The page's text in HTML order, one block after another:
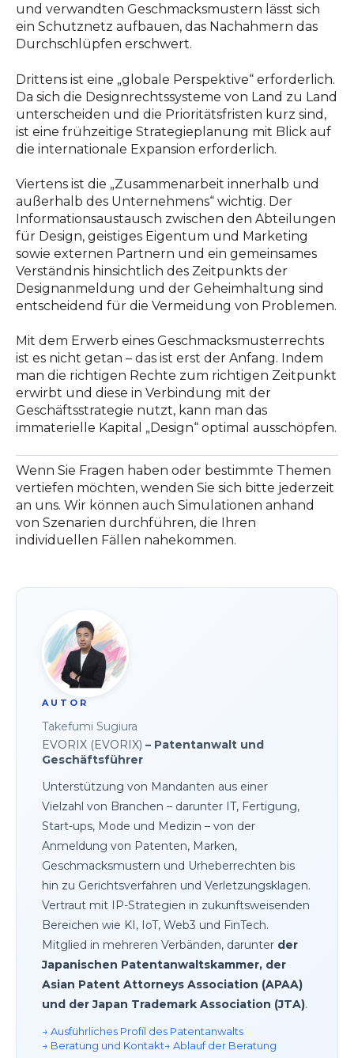
und verwandten Geschmacksmustern lässt sich
ein Schutznetz aufbauen, das Nachahmern das
Durchschlüpfen erschwert.
Drittens ist eine „globale Perspektive“ erforderlich.
Da sich die Designrechtssysteme von Land zu Land
unterscheiden und die Prioritätsfristen kurz sind,
ist eine frühzeitige Strategieplanung mit Blick auf
die internationale Expansion erforderlich.
Viertens ist die „Zusammenarbeit innerhalb und
außerhalb des Unternehmens“ wichtig. Der
Informationsaustausch zwischen den Abteilungen
für Design, geistiges Eigentum und Marketing
sowie externen Partnern und ein gemeinsames
Verständnis hinsichtlich des Zeitpunkts der
Designanmeldung und der Geheimhaltung sind
entscheidend für die Vermeidung von Problemen.
Mit dem Erwerb eines Geschmacksmusterrechts
ist es nicht getan – das ist erst der Anfang. Indem
man die richtigen Rechte zum richtigen Zeitpunkt
erwirbt und diese in Verbindung mit der
Geschäftsstrategie nutzt, kann man das
immaterielle Kapital „Design“ optimal ausschöpfen.
Wenn Sie Fragen haben oder bestimmte Themen
vertiefen möchten, wenden Sie sich bitte jederzeit
an uns. Wir können auch Simulationen anhand
von Szenarien durchführen, die Ihren
individuellen Fällen nahekommen.
AUTOR
Takefumi Sugiura
EVORIX (EVORIX) – Patentanwalt und
Geschäftsführer
Unterstützung von Mandanten aus einer
Vielzahl von Branchen – darunter IT, Fertigung,
Start-ups, Mode und Medizin – von der
Anmeldung von Patenten, Marken,
Geschmacksmustern und Urheberrechten bis
hin zu Gerichtsverfahren und Verletzungsklagen.
Vertraut mit IP-Strategien in zukunftsweisenden
Bereichen wie KI, IoT, Web3 und FinTech.
Mitglied in mehreren Verbänden, darunter der
Japanischen Patentanwaltskammer, der
Asian Patent Attorneys Association (APAA)
und der Japan Trademark Association (JTA).
→ Ausführliches Profil des Patentanwalts
→ Beratung und Kontakt→ Ablauf der Beratung